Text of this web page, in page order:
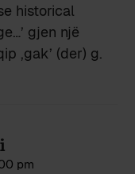
historical
gjen një
,gak’ (der) g.
pm